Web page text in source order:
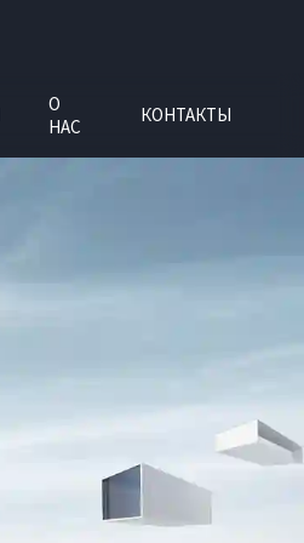
О
НАС
КОНТАКТЫ